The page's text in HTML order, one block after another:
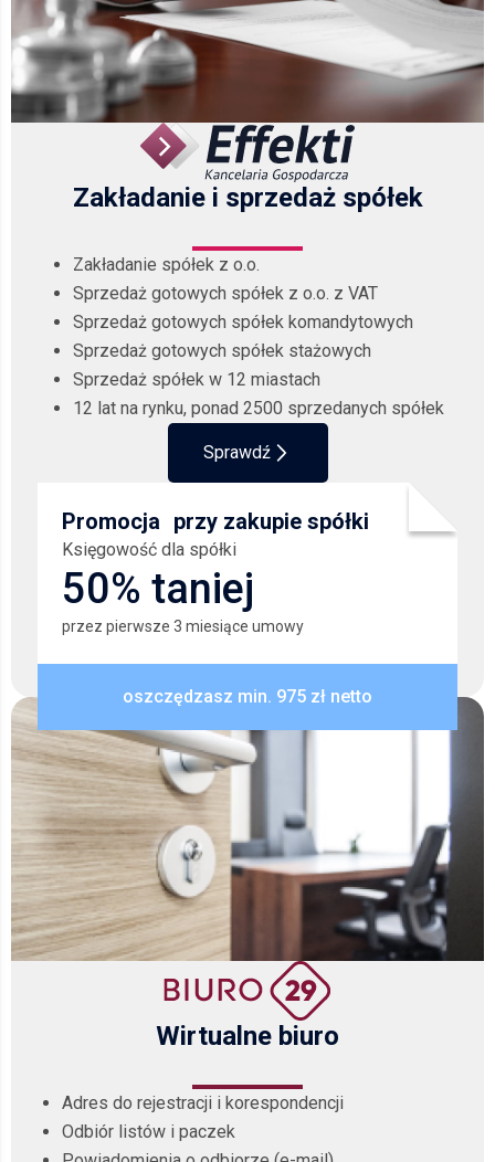
Zakładanie i sprzedaż spółek
Zakładanie spółek z o.o.
Sprzedaż gotowych spółek z o.o. z VAT
Sprzedaż gotowych spółek komandytowych
Sprzedaż gotowych spółek stażowych
Sprzedaż spółek w 12 miastach
12 lat na rynku, ponad 2500 sprzedanych spółek
Sprawdź
Promocja przy zakupie spółki
Księgowość dla spółki
50% taniej
przez pierwsze 3 miesiące umowy
oszczędzasz min. 975 zł netto
Wirtualne biuro
Adres do rejestracji i korespondencji
Odbiór listów i paczek